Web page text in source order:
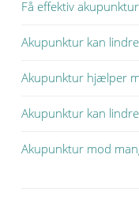
Få effektiv akupunktur
Akupunktur kan
Akupunktur hjælper
Akupunktur kan
Akupunktur mod